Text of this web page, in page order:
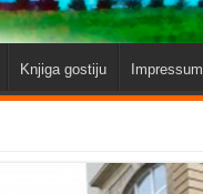
Knjiga gostiju Impressum